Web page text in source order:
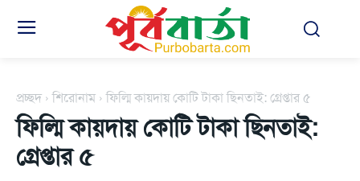
প্রচ্ছদ শিরোনাম ফিল্মি কায়দায় কোটি টাকা ছিনতাই: গ্রেপ্তার ৫
ফিল্মি কায়দায় কোটি টাকা ছিনতাই:
গ্রেপ্তার ৫